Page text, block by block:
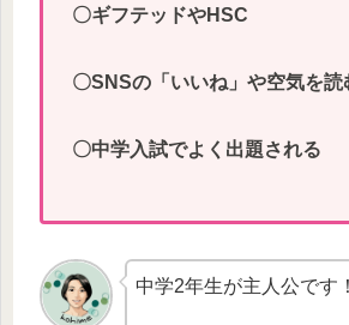
〇ギフテッドやHSC
〇SNSの「いいね」や空気を読
〇中学入試でよく出題される
中学2年生が主人公です！